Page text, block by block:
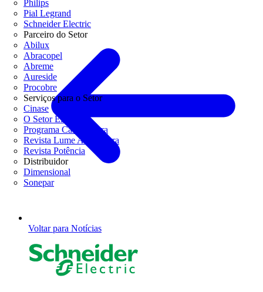
Philips
Pial Legrand
Schneider Electric
Parceiro do Setor
Abilux
Abracopel
Abreme
Aureside
Procobre
Serviços para o Setor
Cinase
O Setor Elétrico
Programa Casa Segura
Revista Lume Arquitetura
Revista Potência
Distribuidor
Dimensional
Sonepar
Voltar para Notícias